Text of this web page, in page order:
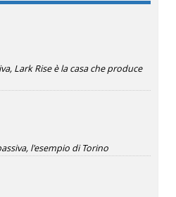
Lark Rise è la casa che produce
l'esempio di Torino